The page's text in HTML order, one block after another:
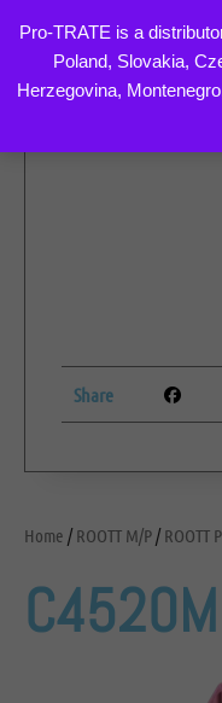
Pro-TRATE is a
Poland, Slovakia,
Herzegovina,
to
Home /ROOTT M/P/ROOTT
Share